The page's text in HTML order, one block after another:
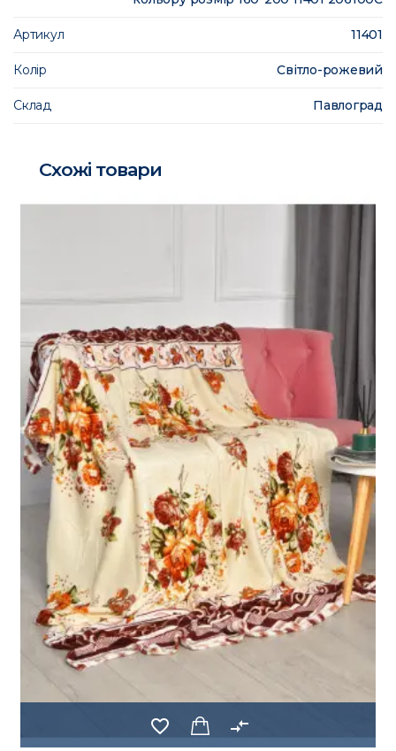
Артикул 11401
Колір Світло-рожевий
Склад Павлоград
Схожі товари
favorite_border compare_arrows